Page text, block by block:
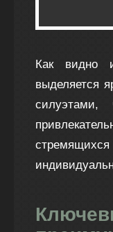
Как видно
выделяется
силуэтами,